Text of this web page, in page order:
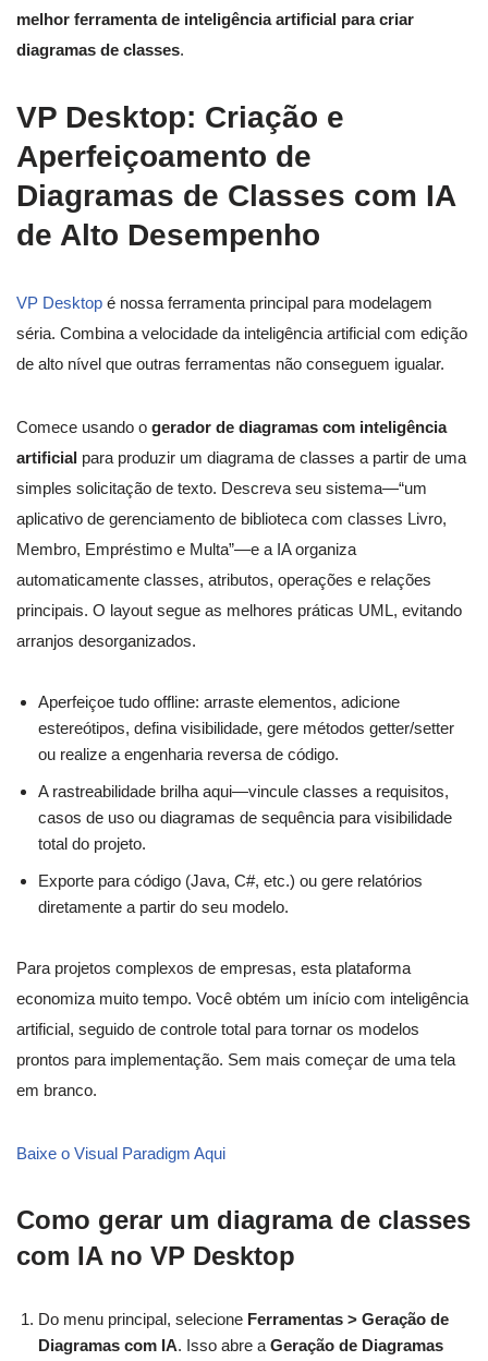
melhor ferramenta de inteligência artificial para criar
diagramas de classes.
VP Desktop: Criação e
Aperfeiçoamento de
Diagramas de Classes com IA
de Alto Desempenho
VP Desktop é nossa ferramenta principal para modelagem
séria. Combina a velocidade da inteligência artificial com edição
de alto nível que outras ferramentas não conseguem igualar.
Comece usando o gerador de diagramas com inteligência
artificial para produzir um diagrama de classes a partir de uma
simples solicitação de texto. Descreva seu sistema—“um
aplicativo de gerenciamento de biblioteca com classes Livro,
Membro, Empréstimo e Multa”—e a IA organiza
automaticamente classes, atributos, operações e relações
principais. O layout segue as melhores práticas UML, evitando
arranjos desorganizados.
Aperfeiçoe tudo offline: arraste elementos, adicione
estereótipos, defina visibilidade, gere métodos getter/setter
ou realize a engenharia reversa de código.
A rastreabilidade brilha aqui—vincule classes a requisitos,
casos de uso ou diagramas de sequência para visibilidade
total do projeto.
Exporte para código (Java, C#, etc.) ou gere relatórios
diretamente a partir do seu modelo.
Para projetos complexos de empresas, esta plataforma
economiza muito tempo. Você obtém um início com inteligência
artificial, seguido de controle total para tornar os modelos
prontos para implementação. Sem mais começar de uma tela
em branco.
Baixe o Visual Paradigm Aqui
Como gerar um diagrama de classes
com IA no VP Desktop
Do menu principal, selecione Ferramentas > Geração de
Diagramas com IA. Isso abre a Geração de Diagramas